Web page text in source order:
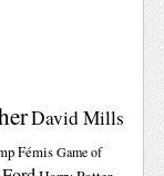
David Mills
Fémis Game of